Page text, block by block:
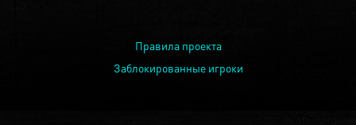
Правила проекта
Заблокированные игроки